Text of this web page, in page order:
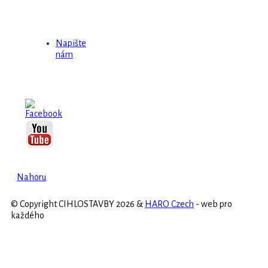
Napište
nám
Nahoru
© Copyright CIHLOSTAVBY 2026 & HARO Czech - web pro
každého